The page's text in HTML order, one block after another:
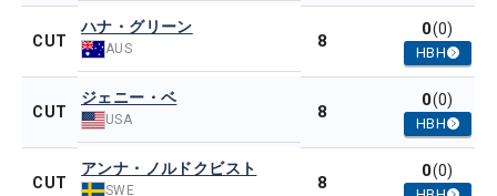
CUT
ハナ・グリーン
AUS 8
0(0)
HBH
CUT
ジェニー・ベ
USA 8
0(0)
HBH
CUT
アンナ・ノルドクビスト
SWE 8
0(0)